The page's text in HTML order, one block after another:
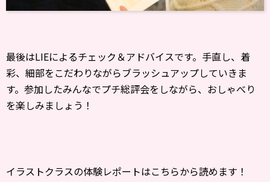
最後はLIEによるチェック＆アドバイスです。手直し、着
彩、細部をこだわりながらブラッシュアップしていきま
す。参加したみんなでプチ総評会をしながら、おしゃべり
を楽しみましょう！
イラストクラスの体験レポートはこちらから読めます！